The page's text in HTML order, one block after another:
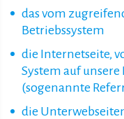
das vom
Betriebssystem
die Internetseite,
System auf
(sogenannte
die